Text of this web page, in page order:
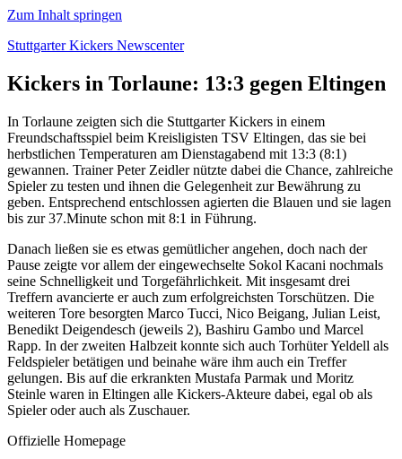
Zum Inhalt springen
Stuttgarter Kickers Newscenter
Kickers in Torlaune: 13:3 gegen Eltingen
In Torlaune zeigten sich die Stuttgarter Kickers in einem
Freundschaftsspiel beim Kreisligisten TSV Eltingen, das sie bei
herbstlichen Temperaturen am Dienstagabend mit 13:3 (8:1)
gewannen. Trainer Peter Zeidler nützte dabei die Chance, zahlreiche
Spieler zu testen und ihnen die Gelegenheit zur Bewährung zu
geben. Entsprechend entschlossen agierten die Blauen und sie lagen
bis zur 37.Minute schon mit 8:1 in Führung.
Danach ließen sie es etwas gemütlicher angehen, doch nach der
Pause zeigte vor allem der eingewechselte Sokol Kacani nochmals
seine Schnelligkeit und Torgefährlichkeit. Mit insgesamt drei
Treffern avancierte er auch zum erfolgreichsten Torschützen. Die
weiteren Tore besorgten Marco Tucci, Nico Beigang, Julian Leist,
Benedikt Deigendesch (jeweils 2), Bashiru Gambo und Marcel
Rapp. In der zweiten Halbzeit konnte sich auch Torhüter Yeldell als
Feldspieler betätigen und beinahe wäre ihm auch ein Treffer
gelungen. Bis auf die erkrankten Mustafa Parmak und Moritz
Steinle waren in Eltingen alle Kickers-Akteure dabei, egal ob als
Spieler oder auch als Zuschauer.
Offizielle Homepage